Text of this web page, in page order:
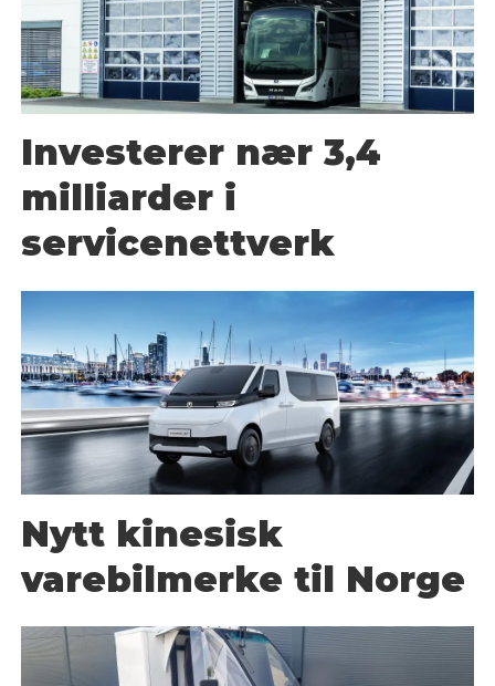
Investerer nær 3,4
milliarder i
servicenettverk
Nytt kinesisk
varebilmerke til Norge